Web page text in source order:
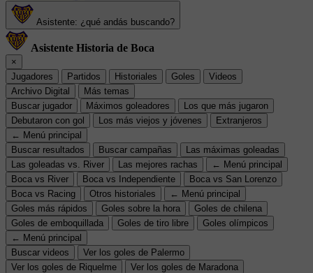
Asistente: ¿qué andás buscando?
Asistente Historia de Boca
×
Jugadores
Partidos Historiales Goles
Videos
Archivo Digital
Más temas
Buscar jugador
Máximos goleadores
Los que más jugaron
Debutaron con gol
Los más viejos y jóvenes
Extranjeros
← Menú principal
Buscar resultados
Buscar campañas
Las máximas goleadas
Las goleadas vs. River
Las mejores rachas
← Menú principal
Boca vs River
Boca vs Independiente
Boca vs San Lorenzo
Boca vs Racing
Otros historiales
← Menú principal
Goles más rápidos
Goles sobre la hora
Goles de chilena
Goles de emboquillada
Goles de tiro libre
Goles olímpicos
← Menú principal
Buscar videos
Ver los goles de Palermo
Ver los goles de Riquelme
Ver los goles de Maradona